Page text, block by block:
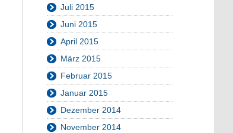
Juli 2015
Juni 2015
April 2015
März 2015
Februar 2015
Januar 2015
Dezember 2014
November 2014